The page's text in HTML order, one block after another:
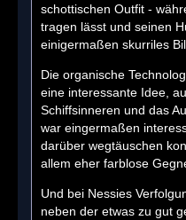
schottischen Outfit -
tragen lässt und seinen
einigermaßen skurriles
Die organische
eine interessante Idee,
Schiffsinneren und das
war eingermaßen
darüber wegtäuschen
allem eher farblose
Und bei Nessies
neben der etwas zu gut